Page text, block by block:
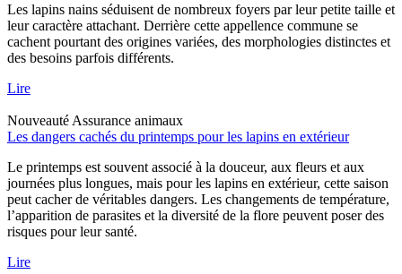
Les lapins nains séduisent de nombreux foyers par leur petite taille et
leur caractère attachant. Derrière cette appellence commune se
cachent pourtant des origines variées, des morphologies distinctes et
des besoins parfois différents.
Lire
Nouveauté Assurance animaux
Les dangers cachés du printemps pour les lapins en extérieur
Le printemps est souvent associé à la douceur, aux fleurs et aux
journées plus longues, mais pour les lapins en extérieur, cette saison
peut cacher de véritables dangers. Les changements de température,
l’apparition de parasites et la diversité de la flore peuvent poser des
risques pour leur santé.
Lire